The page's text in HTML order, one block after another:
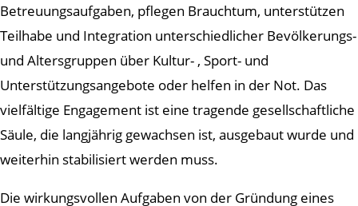
Betreuungsaufgaben, pflegen Brauchtum, unterstützen
Teilhabe und Integration unterschiedlicher Bevölkerungs-
und Altersgruppen über Kultur- , Sport- und
Unterstützungsangebote oder helfen in der Not. Das
vielfältige Engagement ist eine tragende gesellschaftliche
Säule, die langjährig gewachsen ist, ausgebaut wurde und
weiterhin stabilisiert werden muss.
Die wirkungsvollen Aufgaben von der Gründung eines